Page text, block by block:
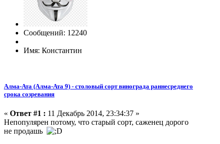
Сообщений: 12240
Имя: Константин
Алма-Ата (Алма-Ата 9) - столовый сорт винограда раннесреднего
срока созревания
« Ответ #1 : 11 Декабрь 2014, 23:34:37 »
Непопулярен потому, что старый сорт, саженец дорого
не продашь